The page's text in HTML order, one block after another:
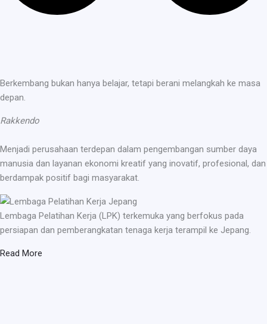
Berkembang bukan hanya belajar, tetapi berani melangkah ke masa
depan.
Rakkendo
Menjadi perusahaan terdepan dalam pengembangan sumber daya
manusia dan layanan ekonomi kreatif yang inovatif, profesional, dan
berdampak positif bagi masyarakat.
Lembaga Pelatihan Kerja (LPK) terkemuka yang berfokus pada
persiapan dan pemberangkatan tenaga kerja terampil ke Jepang.
Read More